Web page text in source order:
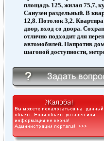
площадь 125, жилая 75,7,
Санузен раздельный. В
12,8. Потолок 3,2.
двор, вход со двора.
отлично подходит для
автомобилей. Напротив
шаговой доступности,